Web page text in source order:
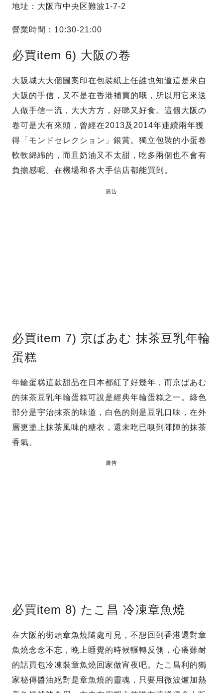
地址：大阪市中央区難波1-7-2
營業時間：10:30-21:00
必買item 6) 大阪の卷
大阪城大大個圖案印在包裝紙上任誰也知道這是來自
大阪的手信，又不是在香港補買的哦，所以用它來送
人做手信一流，大大方方，好睇又好食。這個大阪の
卷可是大有來頭，曾經在2013及2014年連續兩年獲
得「モンドセレクション」銀賞。獨立包裝的小蛋卷
軟軟綿綿的，而且奶油又不太甜，吃多兩個也不會有
負擔感呢。在機場和各大手信店都能買到。
廣告
必買item 7) 京ばあむ 抹茶豆乳年輪
蛋糕
年輪蛋糕這款甜品在日本都紅了好幾年，而京ばあむ
的抹茶豆乳年輪蛋糕可說是經典年輪蛋糕之一。綠色
部分是宇治抹茶的味道，白色的則是豆乳口味，在外
層更塗上抹茶風味的糖衣，還未吃已嗅到陣陣的抹茶
香氣。
廣告
必買item 8) たこ昌 冷凍章魚燒
在大阪的街頭章魚燒隨處可見，不想回到香港還對章
魚燒念念不忘，晚上睡覺的時候輾轉反側，心癢難耐
的話買包冷凍裝章魚燒回家做宵夜吧。たこ昌利的獨
家秘傳醬油絕對是章魚燒的靈魂，只要用微波爐加熱